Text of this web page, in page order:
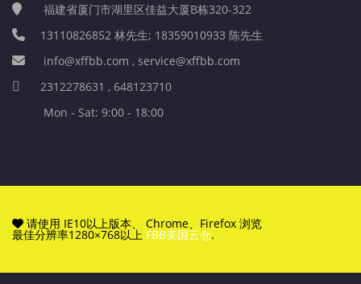
福建省厦门市湖里区佳益大厦B栋320-322
13110826852 林先生; 18359010933 陈先生
info@xffbb.com , service@xffbb.com
2312278631 , 648123710
Mon - Sat: 9:00 - 18:00
请使用 IE10以上版本、 Chrome、Firefox 浏览
最佳分辨率1280×768以上 FBB美国云仓.